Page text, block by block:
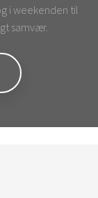
i weekenden til
samvær.